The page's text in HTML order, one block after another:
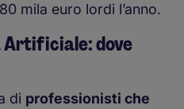
mila euro lordi l’anno.
Artificiale: dove
di professionisti che